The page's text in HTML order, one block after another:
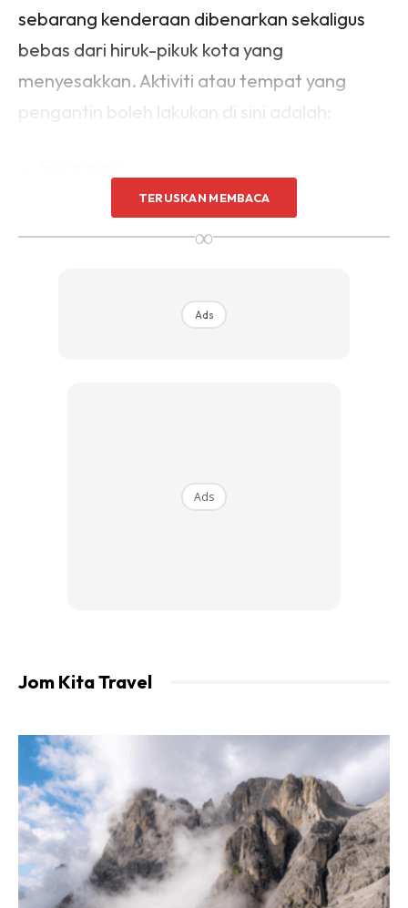
sebarang kenderaan dibenarkan sekaligus
bebas dari hiruk-pikuk kota yang
menyesakkan. Aktiviti atau tempat yang
Berbasikal mengelilingi pulau
2. Hallstatt, Austria
Terletak di daerah Gmunden, Austria. Kaya
TERUSKAN MEMBACA
∞
Ads
Ads
Jom Kita Travel